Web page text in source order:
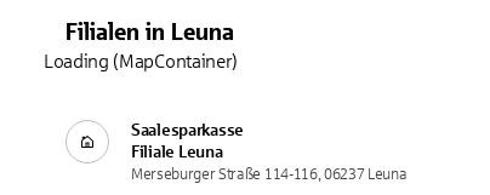
Filialen in Leuna
Saalesparkasse
Filiale
Leuna
Merseburger Straße 114-116, 06237 Leuna
Loading (MapContainer)